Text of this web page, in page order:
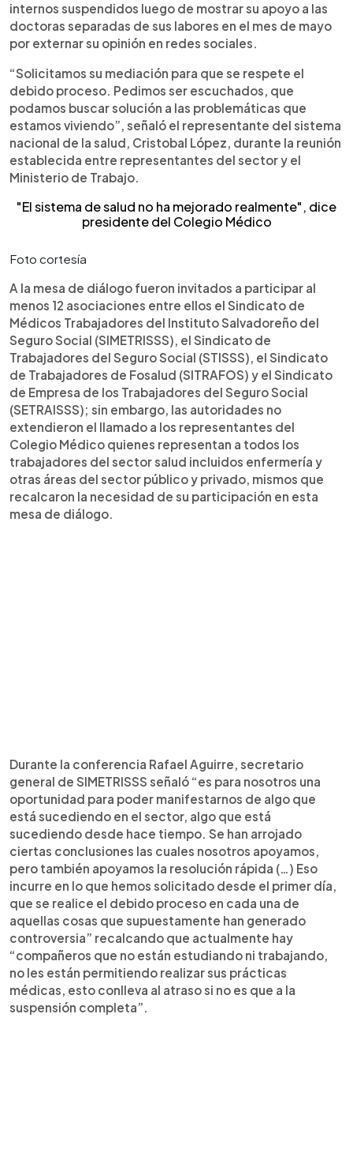
internos suspendidos luego de mostrar su apoyo a las
doctoras separadas de sus labores en el mes de mayo
por externar su opinión en redes sociales.
“Solicitamos su mediación para que se respete el
debido proceso. Pedimos ser escuchados, que
podamos buscar solución a las problemáticas que
estamos viviendo”, señaló el representante del sistema
nacional de la salud, Cristobal López, durante la reunión
establecida entre representantes del sector y el
Ministerio de Trabajo.
"El sistema de salud no ha mejorado realmente", dice
presidente del Colegio Médico
Foto cortesía
A la mesa de diálogo fueron invitados a participar al
menos 12 asociaciones entre ellos el Sindicato de
Médicos Trabajadores del Instituto Salvadoreño del
Seguro Social (SIMETRISSS), el Sindicato de
Trabajadores del Seguro Social (STISSS), el Sindicato
de Trabajadores de Fosalud (SITRAFOS) y el Sindicato
de Empresa de los Trabajadores del Seguro Social
(SETRAISSS); sin embargo, las autoridades no
extendieron el llamado a los representantes del
Colegio Médico quienes representan a todos los
trabajadores del sector salud incluidos enfermería y
otras áreas del sector público y privado, mismos que
recalcaron la necesidad de su participación en esta
mesa de diálogo.
Durante la conferencia Rafael Aguirre, secretario
general de SIMETRISSS señaló “es para nosotros una
oportunidad para poder manifestarnos de algo que
está sucediendo en el sector, algo que está
sucediendo desde hace tiempo. Se han arrojado
ciertas conclusiones las cuales nosotros apoyamos,
pero también apoyamos la resolución rápida (…) Eso
incurre en lo que hemos solicitado desde el primer día,
que se realice el debido proceso en cada una de
aquellas cosas que supuestamente han generado
controversia” recalcando que actualmente hay
“compañeros que no están estudiando ni trabajando,
no les están permitiendo realizar sus prácticas
médicas, esto conlleva al atraso si no es que a la
suspensión completa”.